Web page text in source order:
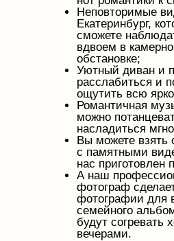
Неповторимые
Екатеринбург,
сможете
вдвоем в
обстановке;
Уютный диван и
расслабиться и
ощутить всю
Романтичная
можно
насладиться
Вы можете
с памятными
нас приготовлен
А наш
фотограф
фотографии для
семейного
будут согревать
вечерами.